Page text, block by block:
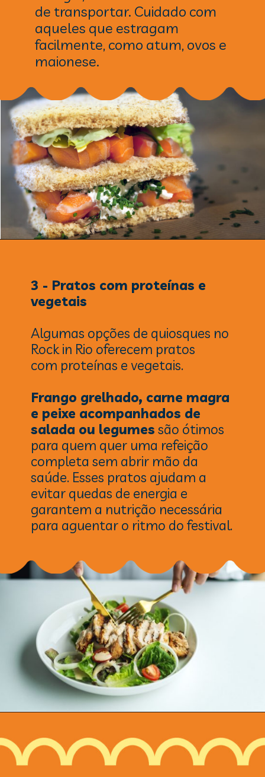
de transportar. Cuidado com
aqueles que estragam
facilmente, como atum, ovos e
maionese.
3 - Pratos com proteínas e
vegetais
Algumas opções de quiosques no
Rock in Rio oferecem pratos
com proteínas e vegetais.
Frango grelhado, carne magra
e peixe acompanhados de
salada ou legumes são ótimos
para quem quer uma refeição
completa sem abrir mão da
saúde. Esses pratos ajudam a
evitar quedas de energia e
garantem a nutrição necessária
para aguentar o ritmo do festival.